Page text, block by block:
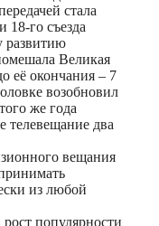
стала
18-го съезда
развитию
Великая
её окончания – 7
возобновил
же года
телевещание два
вещания
из любой
популярности